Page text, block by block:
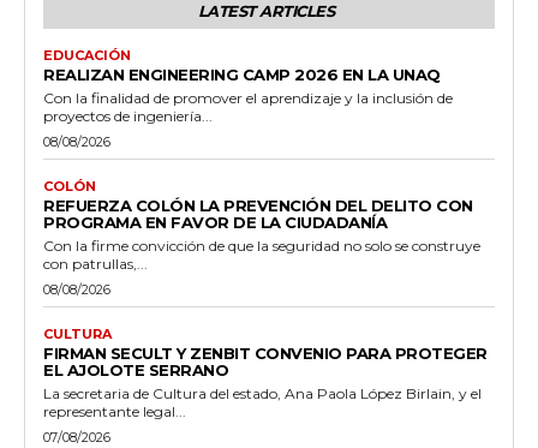
LATEST ARTICLES
EDUCACIÓN
REALIZAN ENGINEERING CAMP 2026 EN LA UNAQ
Con la finalidad de promover el aprendizaje y la inclusión de
proyectos de ingeniería...
08/08/2026
COLÓN
REFUERZA COLÓN LA PREVENCIÓN DEL DELITO CON
PROGRAMA EN FAVOR DE LA CIUDADANÍA
Con la firme convicción de que la seguridad no solo se construye
con patrullas,...
08/08/2026
CULTURA
FIRMAN SECULT Y ZENBIT CONVENIO PARA PROTEGER
EL AJOLOTE SERRANO
La secretaria de Cultura del estado, Ana Paola López Birlain, y el
representante legal...
07/08/2026